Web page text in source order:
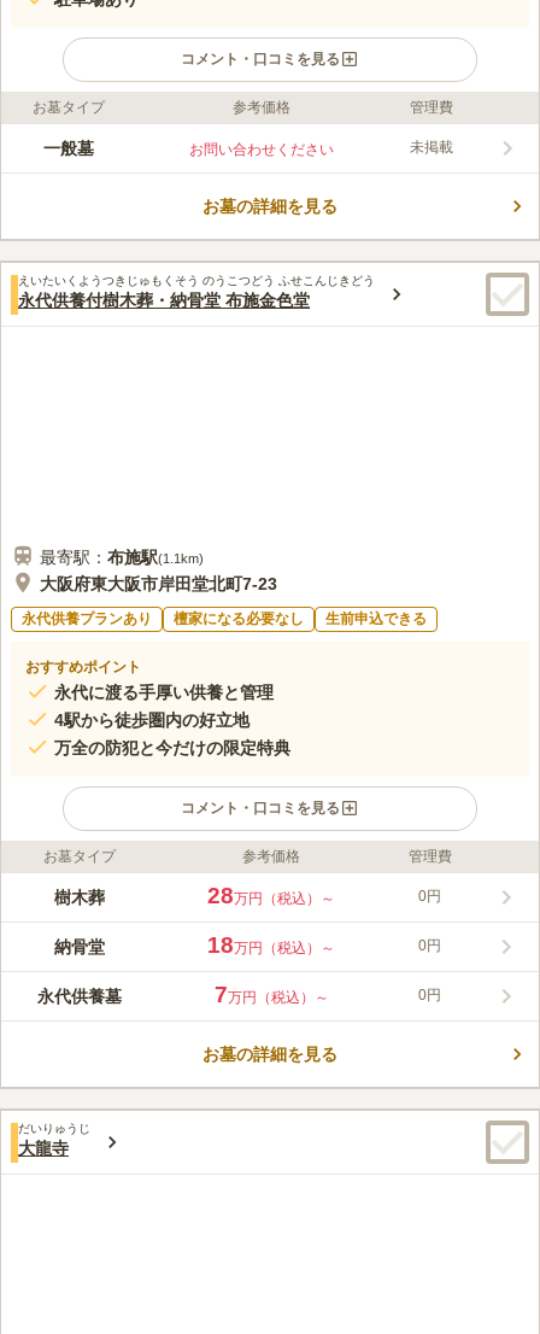
コメント・口コミを見る
ライフドット編集部のコメント
大阪府東大阪市にある寺院墓地です。浄土真宗大谷派の泉證寺に
が少なく、日当たりも良く静かな環境です。また、白い塀と柵で
口コミ評価
この霊園はまだ誰からも評価されていません。
お墓タイプ 参考価格 管理費
一般墓 お問い合わせください 未掲載
お墓の詳細を見る
えいたいくようつきじゅもくそう のうこつどう ふせこんじきどう
永代供養付樹木葬・納骨堂 布施金色堂
最寄駅： 布施駅(1.1km)
大阪府東大阪市岸田堂北町7-23
永代供養プランあり 檀家になる必要なし 生前申込できる
おすすめポイント
永代に渡る手厚い供養と管理
4駅から徒歩圏内の好立地
万全の防犯と今だけの限定特典
コメント・口コミを見る
ライフドット編集部のコメント
新規オープン記念 特別価格でご案内中です！ 布施浄苑は東大
す。 大阪市内からの利便性も良く、永代供養付樹木葬や納骨
堂、室内墓など選択肢も豊富、全バリアフリー設計でお参りしや
誇る西岸寺が、大切な故人様のご供養をさせていただきます。
お墓タイプ 参考価格 管理費
樹木葬 28万円（税込）～ 0円
納骨堂 18万円（税込）～ 0円
永代供養墓 7万円（税込）～ 0円
お墓の詳細を見る
だいりゅうじ
大龍寺